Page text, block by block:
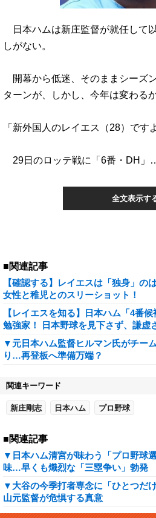
日本ハムは新庄監督が就任して
しがない。
開幕から低迷、そのままシーズ
ターンが、しかし、今年は変わる
「新外国人のレイエス（28）です
29日のロッテ戦に「6番・DH」
全文表示す
■関連記事
【確認する】レイエスは「独身」の
女性と稚児とのスリーショット！
【レイエスを知る】日本ハム「4番
勉強家！ 日本野球を見下さず、謙虚
▼元日本ハム監督ヒルマン氏がチー
り…再登板へ準備万端？
関連キーワード
新庄剛志 日本ハム プロ野球
■関連記事
▼日本ハム清宮が味わう「プロ野球
味…早くも熾烈な「三塁争い」勃発
▼大谷の今季打者専念に「ひとつだ
山元監督が危惧する真意